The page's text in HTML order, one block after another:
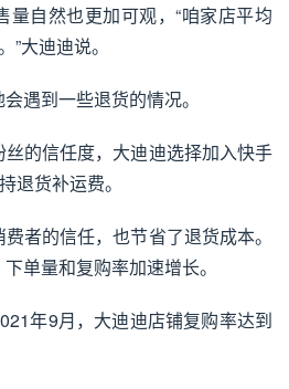
量自然也更加可观，“咱家店平均
大迪迪说。
遇到一些退货的情况。
的信任度，大迪迪选择加入快手
退货补运费。
者的信任，也节省了退货成本。
单量和复购率加速增长。
年9月，大迪迪店铺复购率达到